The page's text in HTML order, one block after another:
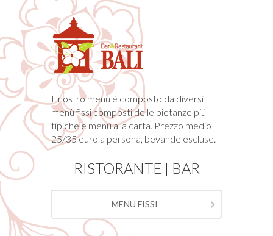
Il nostro menù è composto da diversi
menù fissi composti delle pietanze piú
tipiche e menù alla carta. Prezzo medio
25/35 euro a persona, bevande escluse.
RISTORANTE | BAR
MENU FISSI